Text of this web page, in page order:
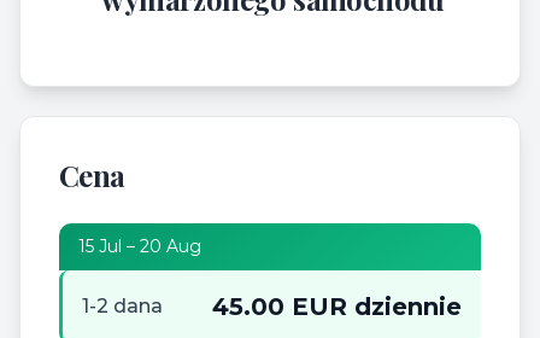
Cena
15 Jul – 20 Aug
1-2 dana 45.00 EUR dziennie